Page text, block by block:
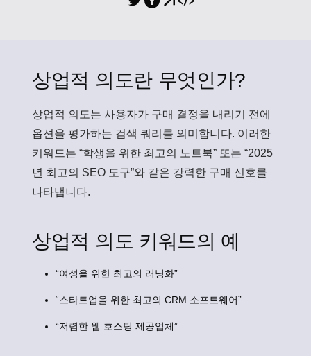
상업적 의도란 무엇인가?
상업적 의도는 사용자가 구매 결정을 내리기 전에
옵션을 평가하는 검색 쿼리를 의미합니다. 이러한
키워드는 “학생을 위한 최고의 노트북” 또는 “2025
년 최고의 SEO 도구”와 같은 강력한 구매 신호를
나타냅니다.
상업적 의도 키워드의 예
“여성을 위한 최고의 러닝화”
“스타트업을 위한 최고의 CRM 소프트웨어”
“저렴한 웹 호스팅 제공업체”